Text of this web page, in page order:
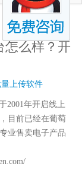
怎么样？开
上传软件
2001年开启线上
目前已经在葡萄
业售卖电子产品